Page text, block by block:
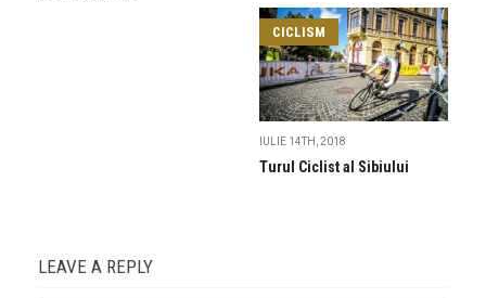
CICLISM
IULIE 14TH, 2018
Turul Ciclist al Sibiului
LEAVE A REPLY